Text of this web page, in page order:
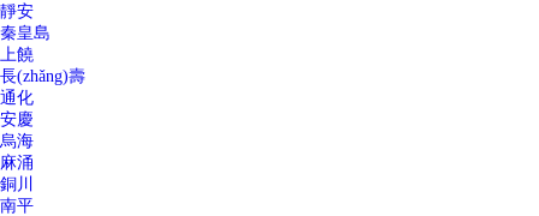
靜安
秦皇島
上饒
長(zhǎng)壽
通化
安慶
烏海
麻涌
銅川
南平